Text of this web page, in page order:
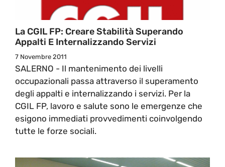
La CGIL FP: Creare Stabilità Superando
Appalti E Internalizzando Servizi
7 Novembre 2011
SALERNO - Il mantenimento dei livelli
occupazionali passa attraverso il superamento
degli appalti e internalizzando i servizi. Per la
CGIL FP, lavoro e salute sono le emergenze che
esigono immediati provvedimenti coinvolgendo
tutte le forze sociali.